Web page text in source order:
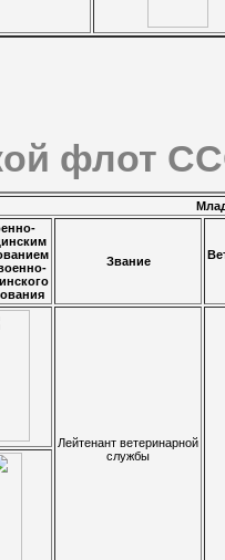
флот
Звание
Лейтенант ветеринарной
службы